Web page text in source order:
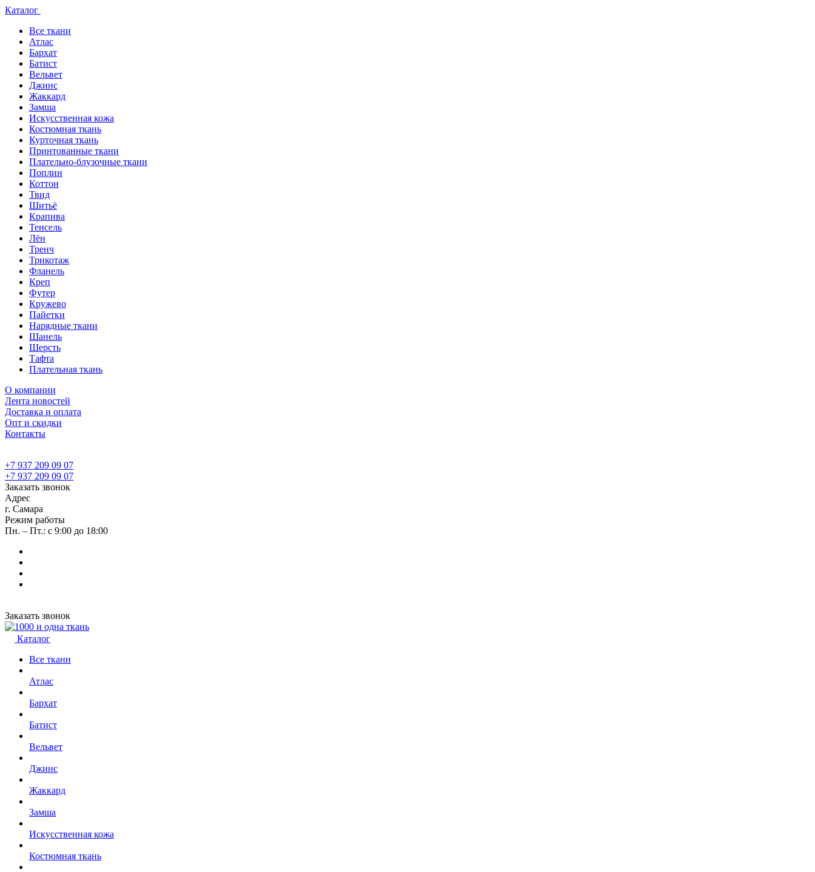
Каталог
Все ткани
Атлас
Бархат
Батист
Вельвет
Джинс
Жаккард
Замша
Искусственная кожа
Костюмная ткань
Курточная ткань
Принтованные ткани
Плательно-блузочные ткани
Поплин
Коттон
Твид
Шитьё
Крапива
Тенсель
Лён
Тренч
Трикотаж
Фланель
Креп
Футер
Кружево
Пайетки
Нарядные ткани
Шанель
Шерсть
Тафта
Плательная ткань
О компании
Лента новостей
Доставка и оплата
Опт и скидки
Контакты
+7 937 209 09 07
+7 937 209 09 07
Заказать звонок
Адрес
г. Самара
Режим работы
Пн. – Пт.: с 9:00 до 18:00
Заказать звонок
Каталог
Все ткани
Атлас
Бархат
Батист
Вельвет
Джинс
Жаккард
Замша
Искусственная кожа
Костюмная ткань